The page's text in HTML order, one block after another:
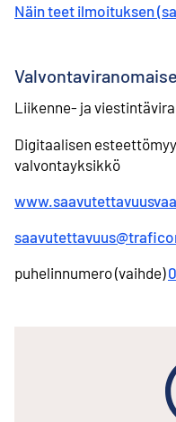
Näin teet ilmoituksen
Liikenne- ja
Digitaalisen
valvontayksikkö
puhelinnumero (vaihde)